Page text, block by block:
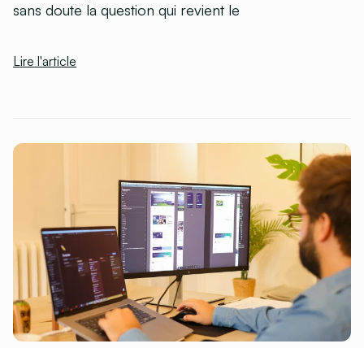
sans doute la question qui revient le
Lire l'article